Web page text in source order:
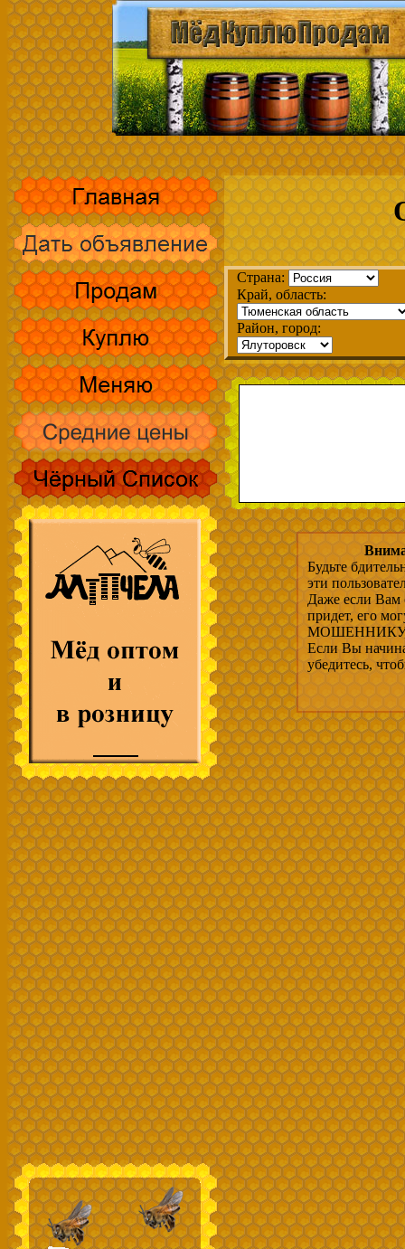
Страна:
Край, область:
Район, город:
Будьте
эти
Даже если Вам
придет, его
МОШЕННИКУ,
Если Вы
убедитесь,